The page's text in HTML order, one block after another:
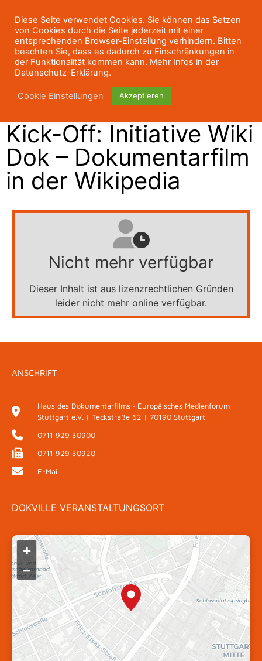
Kick-Off: Initiative Wiki
Dok – Dokumentarfilm
in der Wikipedia
Nicht mehr verfügbar
Dieser Inhalt ist aus lizenzrechtlichen Gründen
leider nicht mehr online verfügbar.
ANSCHRIFT
Haus des Dokumentarfilms · Europäisches Medienforum
Stuttgart e.V. | Teckstraße 62 | 70190 Stuttgart
0711 929 30900
0711 929 30920
E-Mail
DOKVILLE VERANSTALTUNGSORT
+
–
Diese Seite verwendet Cookies. Sie können das Setzen
von Cookies durch die Seite jederzeit mit einer
entsprechenden Browser-Einstellung verhindern. Bitten
beachten Sie, dass es dadurch zu Einschränkungen in
der Funktionalität kommen kann. Mehr Infos in der
Datenschutz-Erklärung.
Cookie Einstellungen Akzeptieren